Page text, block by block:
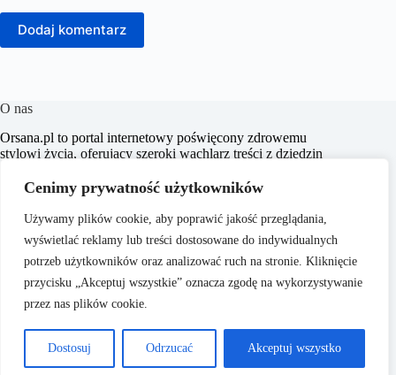
Cenimy prywatność użytkowników
Używamy plików cookie, aby poprawić jakość przeglądania,
wyświetlać reklamy lub treści dostosowane do indywidualnych
potrzeb użytkowników oraz analizować ruch na stronie. Kliknięcie
przycisku „Akceptuj wszystkie” oznacza zgodę na wykorzystywanie
przez nas plików cookie.
Dostosuj Odrzucać Akceptuj wszystko
Dodaj komentarz
O nas
​Orsana.pl to portal internetowy poświęcony zdrowemu
stylowi życia, oferujący szeroki wachlarz treści z dziedzin
fitness i sport, zdrowie, psychologia, seks, styl życia oraz
uroda. Naszym celem jest dostarczanie rzetelnych i
inspirujących artykułów, które wspierają czytelników w
dbaniu o zdrowie i samopoczucie.
Copyright © 2026 - ​
Orsana.pl
O nas
Regulamin